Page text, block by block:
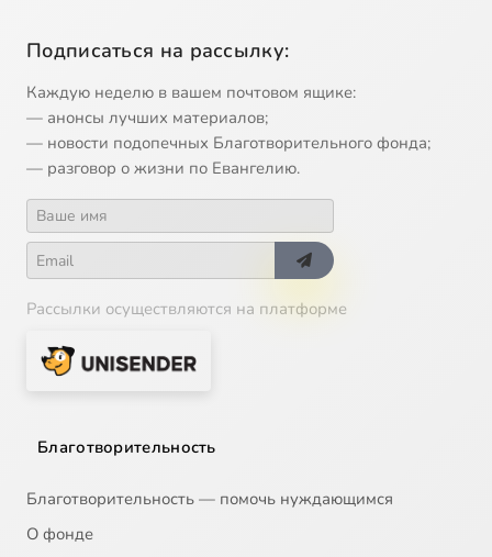
Подписаться на рассылку:
Каждую неделю в вашем почтовом ящике:
— анонсы лучших материалов;
— новости подопечных Благотворительного фонда;
— разговор о жизни по Евангелию.
Рассылки осуществляются на платформе
Благотворительность
Благотворительность — помочь нуждающимся
О фонде